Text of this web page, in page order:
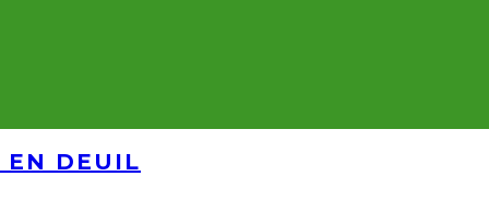
EN DEUIL